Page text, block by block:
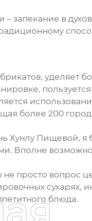
в
уделяет
,
более 200
Хунлу Пищевой, я
Вполне возможно,
не просто вопрос
сухарях,
блюда.